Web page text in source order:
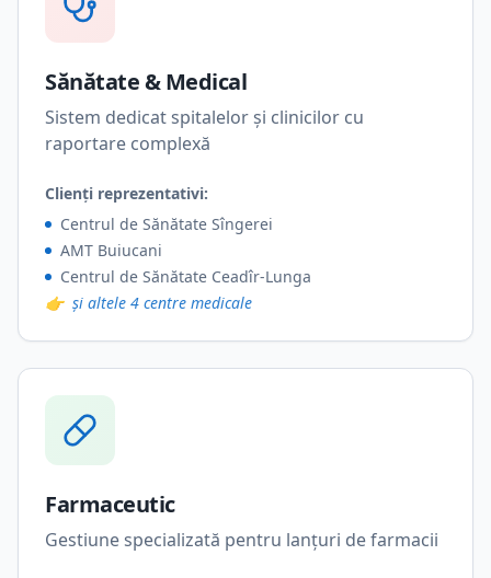
Sănătate & Medical
Sistem dedicat spitalelor și clinicilor cu
raportare complexă
Clienți reprezentativi:
Centrul de Sănătate Sîngerei
AMT Buiucani
Centrul de Sănătate Ceadîr-Lunga
👉 și altele 4 centre medicale
Farmaceutic
Gestiune specializată pentru lanțuri de farmacii